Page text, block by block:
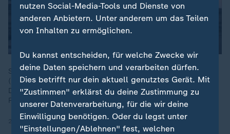
Schaltgespräch mit Marie-Agnes Strack-Zimmermann
(Vorsitzende EU-Verteidigungsausschuss, FDP) zu den
Drohnen über Kopenhagen und Oslo und möglichen
Reaktionen.
23.09.2025 | 5:35 min
nutzen Social-Media-Tools und Dienste von
anderen Anbietern. Unter anderem um das Teilen
von Inhalten zu ermöglichen.
Du kannst entscheiden, für welche Zwecke wir
deine Daten speichern und verarbeiten dürfen.
Dies betrifft nur dein aktuell genutztes Gerät. Mit
"Zustimmen" erklärst du deine Zustimmung zu
unserer Datenverarbeitung, für die wir deine
Einwilligung benötigen. Oder du legst unter
"Einstellungen/Ablehnen" fest, welchen